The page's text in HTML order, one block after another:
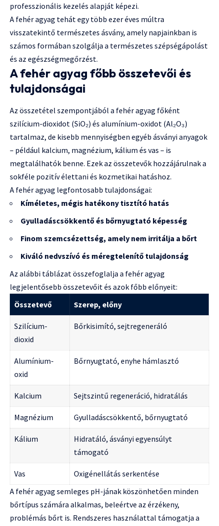
professzionális kezelés alapját képezi.
A fehér agyag tehát egy több ezer éves múltra
visszatekintő természetes ásvány, amely napjainkban is
számos formában szolgálja a természetes szépségápolást
és az egészségmegőrzést.
A fehér agyag főbb összetevői és
tulajdonságai
Az összetétel szempontjából a fehér agyag főként
szilícium-dioxidot (SiO₂) és alumínium-oxidot (Al₂O₃)
tartalmaz, de kisebb mennyiségben egyéb ásványi anyagok
– például kalcium, magnézium, kálium és vas – is
megtalálhatók benne. Ezek az összetevők hozzájárulnak a
sokféle pozitív élettani és kozmetikai hatáshoz.
A fehér agyag legfontosabb tulajdonságai:
Kíméletes, mégis hatékony tisztító hatás
Gyulladáscsökkentő és bőrnyugtató képesség
Finom szemcsézettség, amely nem irritálja a bőrt
Kiváló nedvszívó és méregtelenítő tulajdonság
Az alábbi táblázat összefoglalja a fehér agyag
legjelentősebb összetevőit és azok főbb előnyeit:
Összetevő
Szerep, előny
Szilícium-
dioxid
Bőrkisimító, sejtregeneráló
Alumínium-
oxid
Bőrnyugtató, enyhe hámlasztó
Kalcium Sejtszintű regeneráció, hidratálás
Magnézium Gyulladáscsökkentő, bőrnyugtató
Kálium
Hidratáló, ásványi egyensúlyt
támogató
Vas
Oxigénellátás serkentése
A fehér agyag semleges pH-jának köszönhetően minden
bőrtípus számára alkalmas, beleértve az érzékeny,
problémás bőrt is. Rendszeres használattal támogatja a